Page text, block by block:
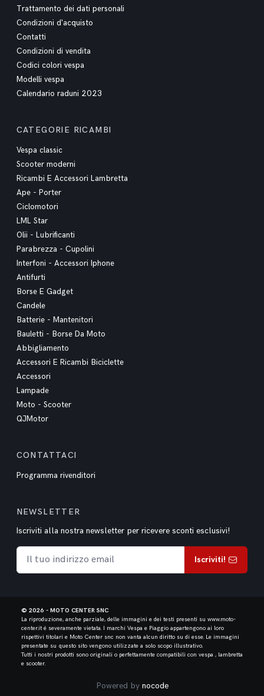
Trattamento dei dati personali
Condizioni d'acquisto
Contatti
Condizioni di vendita
Codici colori vespa
Modelli vespa
Calendario raduni 2023
CATEGORIE RICAMBI
Vespa classic
Scooter moderni
Ricambi E Accessori Lambretta
Ape - Porter
Ciclomotori
LML Star
Olii - Lubrificanti
Parabrezza - Cupolini
Interfoni - Accessori Iphone
Antifurti
Borse E Gadget
Candele
Batterie - Mantenitori
Bauletti - Borse Da Moto
Abbigliamento
Accessori E Ricambi Biciclette
Accessori
Lampade
Moto - Scooter
QJMotor
CONTATTACI
Programma rivenditori
NEWSLETTER
Iscriviti alla nostra newsletter per ricevere sconti esclusivi!
Iscriviti!
© 2026 - MOTO CENTER SNC
La riproduzione, anche parziale, delle immagini e dei testi presenti su www.moto-
center.it é severamente vietata. I marchi Vespa e Piaggio appartengono ai loro
rispettivi titolari e Moto Center snc non vanta alcun diritto su di esse. Le immagini
presentate su questo sito vengono utilizzate a solo scopo illustrativo.
Tutti i nostri prodotti sono originali o perfettamente compatibili con vespa , lambretta
e scooter.
Powered by nocode